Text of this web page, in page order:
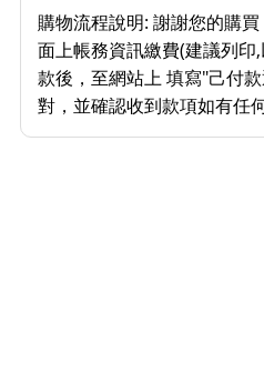
購物流程說明: 謝謝您的購
面上帳務資訊繳費(建議列印
款後，至網站上 填寫"己付
對，並確認收到款項如有任